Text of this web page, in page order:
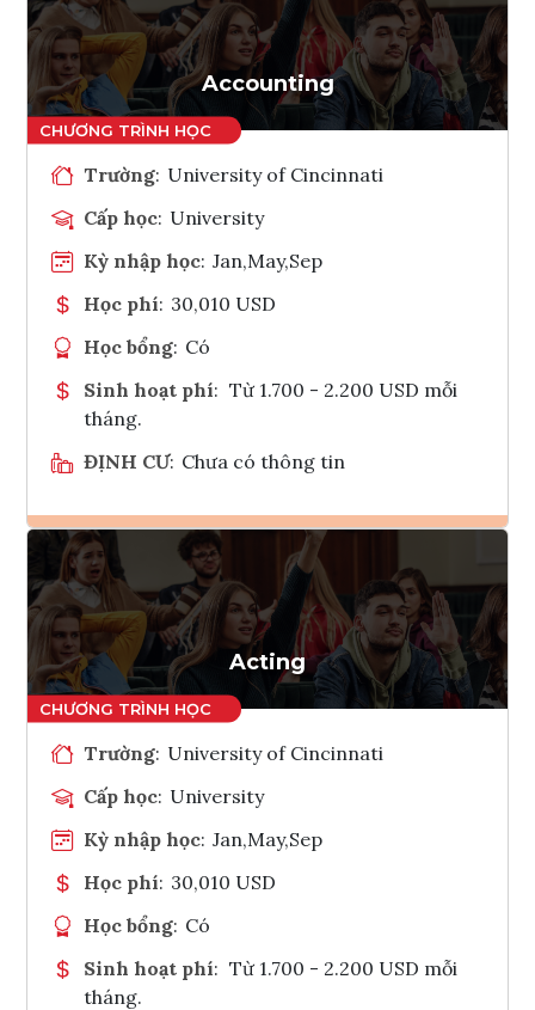
Tham vấn Interlink
Accounting
Trường: University of Cincinnati
Cấp học: University
Kỳ nhập học: Jan,May,Sep
Học phí: 30,010 USD
Học bổng: Có
Sinh hoạt phí: Từ 1.700 - 2.200 USD mỗi
tháng.
ĐỊNH CƯ: Chưa có thông tin
Ghi danh
Tham vấn Interlink
Acting
Trường: University of Cincinnati
Cấp học: University
Kỳ nhập học: Jan,May,Sep
Học phí: 30,010 USD
Học bổng: Có
Sinh hoạt phí: Từ 1.700 - 2.200 USD mỗi
tháng.